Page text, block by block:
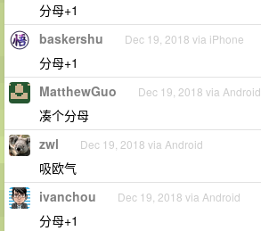
分母+1
baskershu Dec 19, 2018 via iPhone
分母+1
MatthewGuo Dec 19, 2018 via Android
凑个分母
zwl Dec 19, 2018 via Android
吸欧气
ivanchou Dec 19, 2018 via Android
分母+1